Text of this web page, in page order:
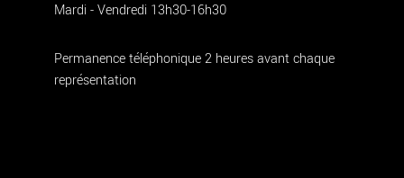
Mardi - Vendredi 13h30-16h30
Permanence téléphonique 2 heures avant chaque
représentation